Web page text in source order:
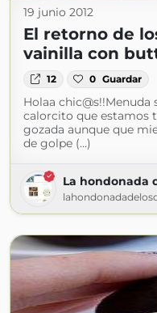
19 junio 2012
El retorno de
vainilla con
12 0 Guardar
Holaa
calorcito que estamos
gozada aunque que
de golpe (...)
La hondonada